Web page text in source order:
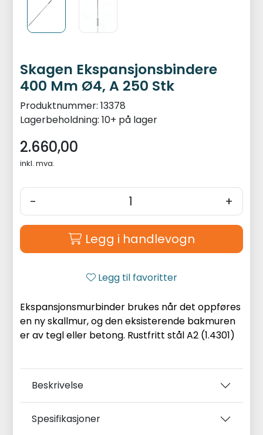
Skagen Ekspansjonsbindere
400 Mm Ø4, A 250 Stk
Produktnummer: 13378
Lagerbeholdning: 10+ på lager
2.660,00
inkl. mva.
- +
Legg i handlevogn
Legg til favoritter
Ekspansjonsmurbinder brukes når det oppføres
en ny skallmur, og den eksisterende bakmuren
er av tegl eller betong. Rustfritt stål A2 (1.4301)
Beskrivelse
Spesifikasjoner